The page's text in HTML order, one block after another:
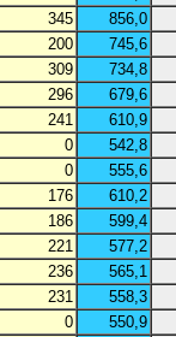
345
856,0
200
745,6
309
734,8
296
679,6
241
610,9
0
542,8
0
555,6
176
610,2
186
599,4
221
577,2
236
565,1
231
558,3
0
550,9